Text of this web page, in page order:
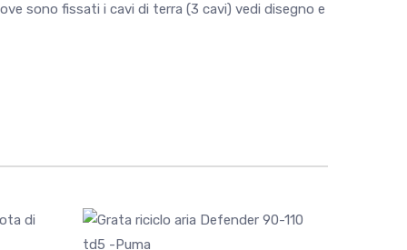
sono fissati i cavi di terra (3 cavi) vedi disegno e